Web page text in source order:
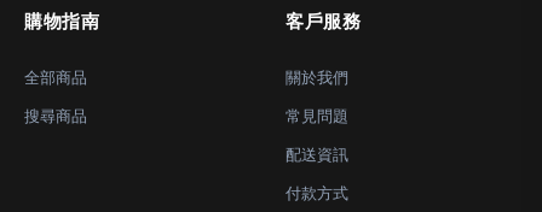
購物指南
全部商品
搜尋商品
客戶服務
關於我們
常見問題
配送資訊
付款方式